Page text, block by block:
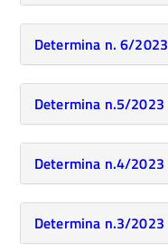
Determina n. 6/2023
Determina n.5/2023
Determina n.4/2023
Determina n.3/2023